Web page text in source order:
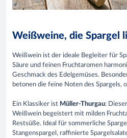
Weißweine, die Spargel
Weißwein ist der ideale Begleiter für
Säure und feinen Fruchtaromen
Geschmack des Edelgemüses.
betonen die feine Noten des Spargels,
Ein Klassiker ist Müller-Thurgau:
Weißwein begeistert mit milden
Restsüße. Ideal für sommerliche
Stangenspargel, raffinierte